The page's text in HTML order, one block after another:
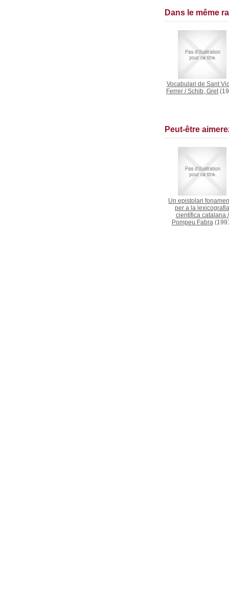
Dans le même
Vocabulari de Sant
Ferrer /Schib, Gret
Peut-être
Un epistolari
per a la lexicografia
científica catalana/
Pompeu Fabra